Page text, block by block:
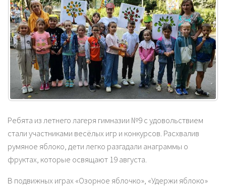
Ребята из летнего лагеря гимназии №9 с удовольствием
стали участниками весёлых игр и конкурсов. Расхвалив
румяное яблоко, дети легко разгадали анаграммы о
фруктах, которые освящают 19 августа.
В подвижных играх «Озорное яблочко», «Удержи яблоко»